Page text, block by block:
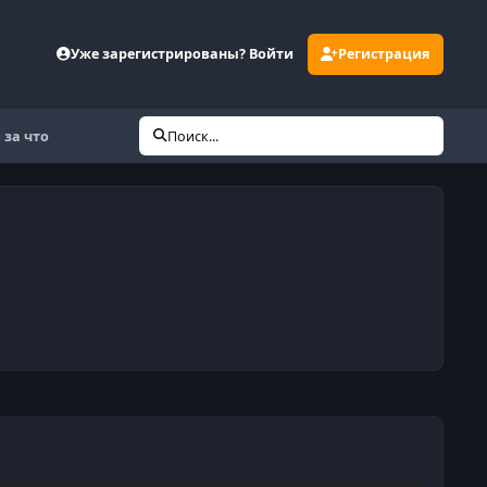
Уже зарегистрированы? Войти Регистрация
что Поиск...